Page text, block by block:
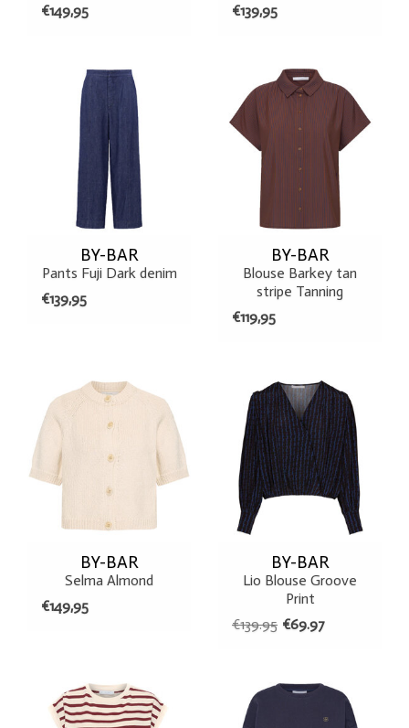
€149,95 €139,95
BY-BAR
Pants Fuji Dark denim
€139,95
BY-BAR
Blouse Barkey tan
stripe Tanning
€119,95
BY-BAR
Selma Almond
€149,95
BY-BAR
Lio Blouse Groove
Print
€139.95 €69.97